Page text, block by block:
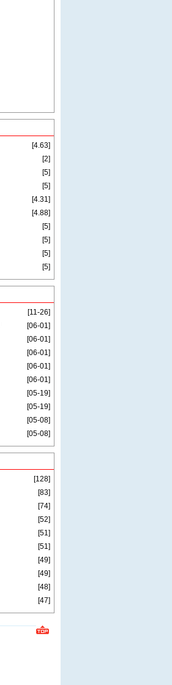
[4.63]
[2]
[5]
[5]
[4.31]
[4.88]
[5]
[5]
[5]
[5]
[11-26]
[06-01]
[06-01]
[06-01]
[06-01]
[06-01]
[05-19]
[05-19]
[05-08]
[05-08]
[128]
[83]
[74]
[52]
[51]
[51]
[49]
[49]
[48]
[47]